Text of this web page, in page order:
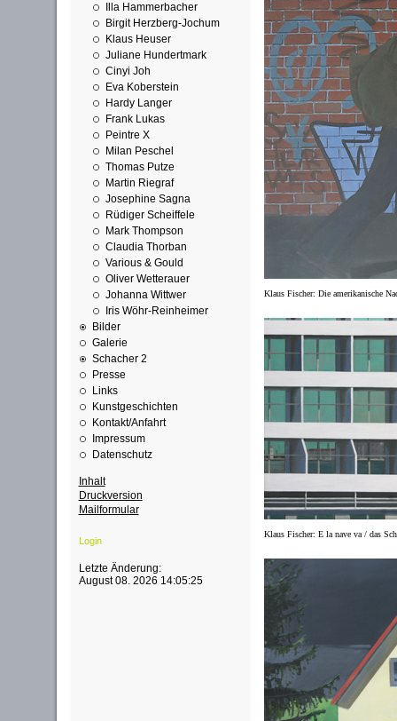
Illa Hammerbacher
Birgit Herzberg-Jochum
Klaus Heuser
Juliane Hundertmark
Cinyi Joh
Eva Koberstein
Hardy Langer
Frank Lukas
Peintre X
Milan Peschel
Thomas Putze
Martin Riegraf
Josephine Sagna
Rüdiger Scheiffele
Mark Thompson
Claudia Thorban
Various & Gould
Oliver Wetterauer
Johanna Wittwer
Iris Wöhr-Reinheimer
Bilder
Galerie
Schacher 2
Presse
Links
Kunstgeschichten
Kontakt/Anfahrt
Impressum
Datenschutz
Inhalt
Druckversion
Mailformular
Login
Letzte Änderung:
August 08. 2026 14:05:25
Klaus Fischer: Die amerikanische
Klaus Fischer: E la nave va / das